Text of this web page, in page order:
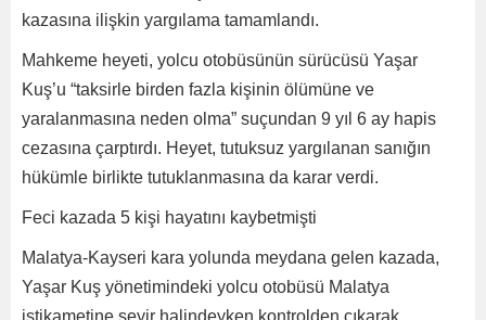
kazasına ilişkin yargılama tamamlandı.
Mahkeme heyeti, yolcu otobüsünün sürücüsü Yaşar
Kuş’u “taksirle birden fazla kişinin ölümüne ve
yaralanmasına neden olma” suçundan 9 yıl 6 ay hapis
cezasına çarptırdı. Heyet, tutuksuz yargılanan sanığın
hükümle birlikte tutuklanmasına da karar verdi.
Feci kazada 5 kişi hayatını kaybetmişti
Malatya-Kayseri kara yolunda meydana gelen kazada,
Yaşar Kuş yönetimindeki yolcu otobüsü Malatya